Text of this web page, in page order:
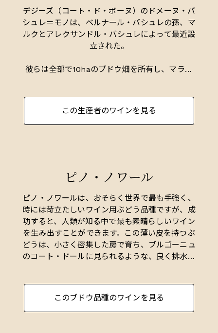
インであり、果実を上手に管理するためには繊細
な手法が求められます。通常、最適に飲まれるの
は3～5年熟成後です。
デジーズ（コート・ド・ボーヌ）のドメーヌ・バ
シュレ＝モノは、ベルナール・バシュレの孫、マ
ルクとアレクサンドル・バシュレによって最近設
立された。
彼らは全部で10haのブドウ畑を所有し、マラン
ち、その中には1級クリュのルフェールとフォラ
ティエール、グラン・クリュのビアンヴニュ＝バ
タールとバタール＝モンラッシェが含まれる。白
ディ著者
この生産者のワインを見る
ピノ・ノワール
ピノ・ノワールは、おそらく世界で最も手強く、
時には苛立たしいワイン用ぶどう品種ですが、成
功すると、人類が知る中で最も素晴らしいワイン
を生み出すことができます。この薄い皮を持つぶ
どうは、小さく密集した房で育ち、ブルゴーニュ
のコート・ドールに見られるような、良く排水さ
ピノ・ノワールは他の品種よりも過剰収穫に敏感
で、収量が多すぎると、集中力や品種特有の特徴
が急速に失われます。そのため、コート・ドール
このブドウ品種のワインを見る